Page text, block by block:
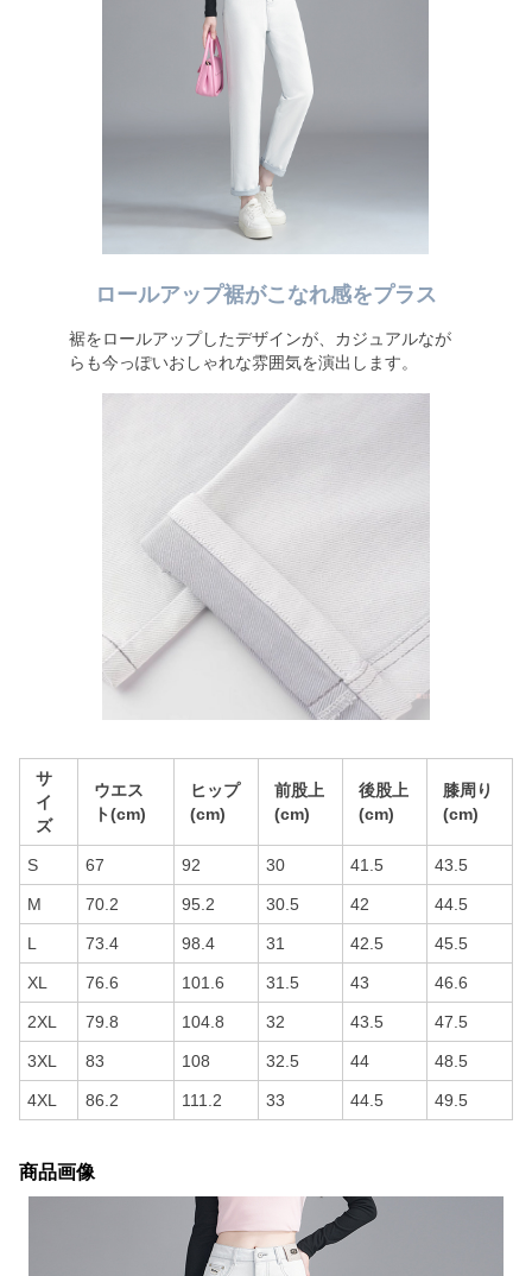
ロールアップ裾がこなれ感をプラス
裾をロールアップしたデザインが、カジュアルなが
らも今っぽいおしゃれな雰囲気を演出します。
サ
イ
ズ
ウエス
ト(cm)
ヒップ
(cm)
前股上
(cm)
後股上
(cm)
膝周り
(cm)
S 67 92 30 41.5 43.5
M 70.2 95.2 30.5 42 44.5
L 73.4 98.4 31 42.5 45.5
XL 76.6 101.6 31.5 43 46.6
2XL 79.8 104.8 32 43.5 47.5
3XL 83 108 32.5 44 48.5
4XL 86.2 111.2 33 44.5 49.5
商品画像